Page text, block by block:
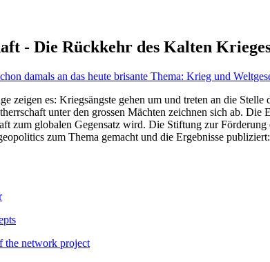
- Die Rückkehr des Kalten
damals an das heute brisante Thema: Krieg und
zeigen es: Kriegsängste gehen um und treten an die
unter den grossen Mächten zeichnen sich ab.
zum globalen Gegensatz wird. Die Stiftung zur
zum Thema gemacht und die Ergebnisse
the network project